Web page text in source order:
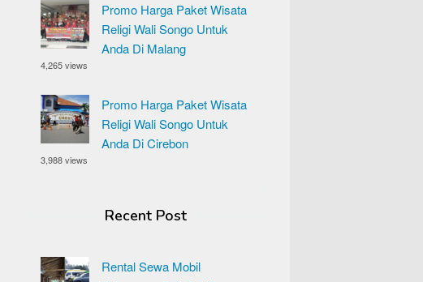
Promo Harga Paket Wisata
Religi Wali Songo Untuk
Anda Di Malang
4,265 views
Promo Harga Paket Wisata
Religi Wali Songo Untuk
Anda Di Cirebon
3,988 views
Recent Post
Rental Sewa Mobil